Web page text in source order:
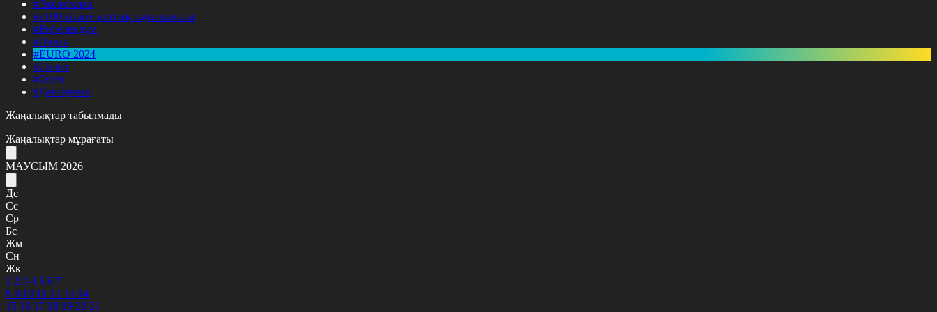
#Экономика
#«100 кітап» ұлттық сауалнамасы
#Референдум
#Оқиға
#EURO 2024
#Спорт
#Әлем
#Денсаулық
Жаңалықтар табылмады
Жаңалықтар мұрағаты
МАУСЫМ 2026
Дс
Сс
Ср
Бс
Жм
Сн
Жк
1 2 3 4 5 6 7
8 9 10 11 12 13 14
15 16 17 18 19 20 21